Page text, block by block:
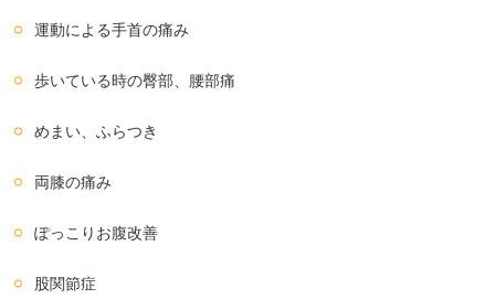
運動による手首の痛み
歩いている時の臀部、腰部痛
めまい、ふらつき
両膝の痛み
ぽっこりお腹改善
股関節症